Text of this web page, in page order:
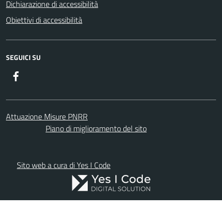
Dichiarazione di accessibilità
Obiettivi di accessibilità
SEGUICI SU
Attuazione Misure PNRR
Piano di miglioramento del sito
Sito web a cura di Yes I Code